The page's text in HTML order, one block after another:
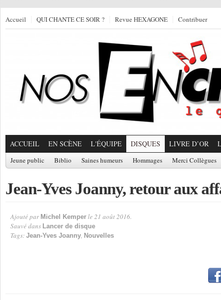
Accueil QUI CHANTE CE SOIR ? Revue HEXAGONE Contribuer
ACCUEIL EN SCÈNE L'ÉQUIPE DISQUES LIVRE D’OR
Jeune public Biblio Saines humeurs Hommages Merci Collègues
Jean-Yves Joanny, retour aux
Ajouté par Michel Kemper le 21 août 2016.
Sauvé dans Lancer de disque
Tags: Jean-Yves Joanny, Nouvelles